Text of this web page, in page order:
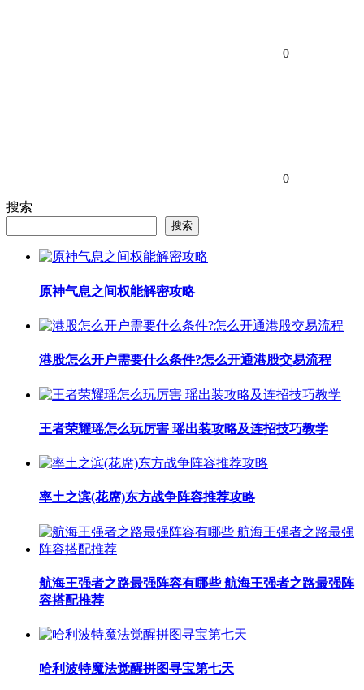
0
0
搜索
搜索
原神气息之间权能解密攻略
港股怎么开户需要什么条件?怎么开通港股交易流程
王者荣耀瑶怎么玩厉害 瑶出装攻略及连招技巧教学
率土之滨(花席)东方战争阵容推荐攻略
航海王强者之路最强阵容有哪些 航海王强者之路最强阵
容搭配推荐
哈利波特魔法觉醒拼图寻宝第七天